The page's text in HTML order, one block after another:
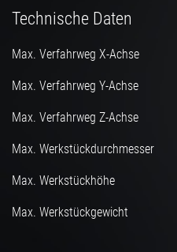
Technische Daten
Max. Verfahrweg X-Achse
Max. Verfahrweg Y-Achse
Max. Verfahrweg Z-Achse
Max. Werkstückdurchmesser
Max. Werkstückhöhe
Max. Werkstückgewicht